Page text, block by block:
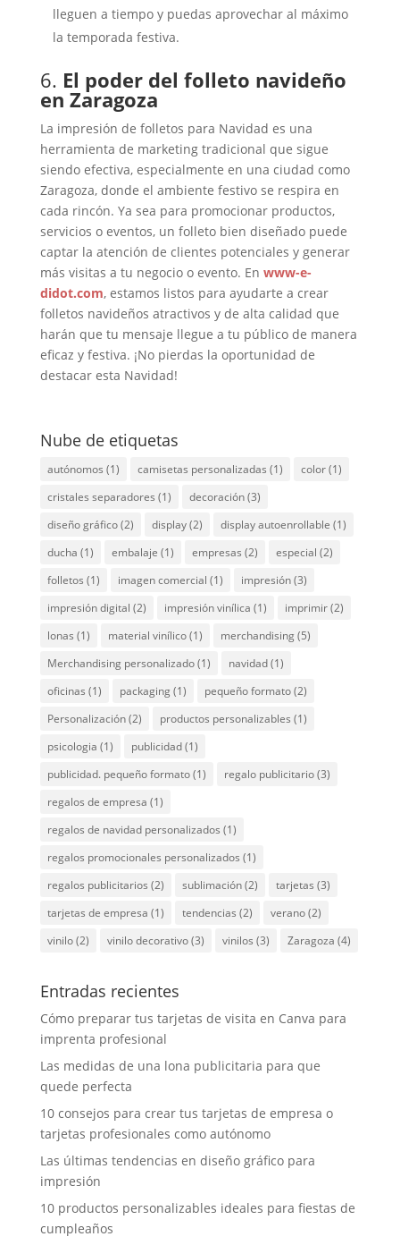
lleguen a tiempo y puedas aprovechar al máximo
la temporada festiva.
6. El poder del folleto navideño
en Zaragoza
La impresión de folletos para Navidad es una
herramienta de marketing tradicional que sigue
siendo efectiva, especialmente en una ciudad como
Zaragoza, donde el ambiente festivo se respira en
cada rincón. Ya sea para promocionar productos,
servicios o eventos, un folleto bien diseñado puede
captar la atención de clientes potenciales y generar
más visitas a tu negocio o evento. En www-e-
didot.com, estamos listos para ayudarte a crear
folletos navideños atractivos y de alta calidad que
harán que tu mensaje llegue a tu público de manera
eficaz y festiva. ¡No pierdas la oportunidad de
destacar esta Navidad!
Nube de etiquetas
autónomos (1) camisetas personalizadas (1) color(1)
cristales separadores (1) decoración(3)
diseño gráfico(2) display(2) display autoenrollable (1)
ducha (1) embalaje (1) empresas (2) especial (2)
folletos (1) imagen comercial (1) impresión(3)
impresión digital (2) impresión vinílica (1) imprimir(2)
lonas (1) material vinílico(1) merchandising(5)
Merchandising personalizado(1) navidad(1)
oficinas (1) packaging(1) pequeño formato(2)
Personalización(2) productos personalizables (1)
psicologia (1) publicidad(1)
publicidad. pequeño formato(1) regalo publicitario(3)
regalos de empresa (1)
regalos de navidad personalizados (1)
regalos promocionales personalizados (1)
regalos publicitarios (2) sublimación(2) tarjetas (3)
tarjetas de empresa (1) tendencias (2) verano(2)
vinilo(2) vinilo decorativo(3) vinilos (3) Zaragoza (4)
Entradas recientes
Cómo preparar tus tarjetas de visita en Canva para
imprenta profesional
Las medidas de una lona publicitaria para que
quede perfecta
10 consejos para crear tus tarjetas de empresa o
tarjetas profesionales como autónomo
Las últimas tendencias en diseño gráfico para
impresión
10 productos personalizables ideales para fiestas de
cumpleaños